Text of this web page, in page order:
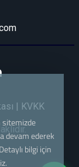
| KVKK
sitemizde
devam ederek
bilgi için